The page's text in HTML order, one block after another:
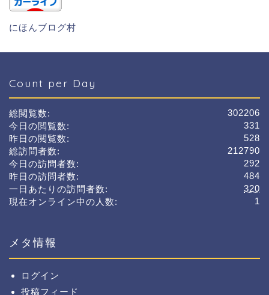
にほんブログ村
Count per Day
302206
総閲覧数:
331
今日の閲覧数:
528
昨日の閲覧数:
212790
総訪問者数:
292
今日の訪問者数:
484
昨日の訪問者数:
320
一日あたりの訪問者数:
1
現在オンライン中の人数:
メタ情報
ログイン
投稿フィード